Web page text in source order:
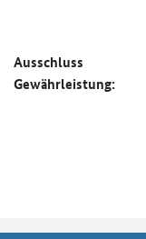
Ausschluss
Gewährleistung: